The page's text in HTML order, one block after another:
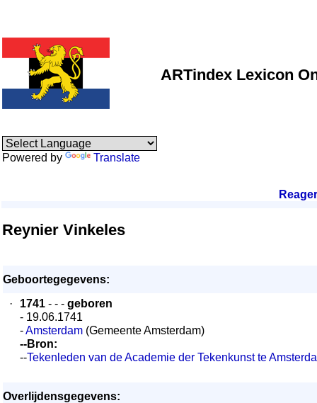
ARTindex Lexicon
Powered by Translate
Reynier Vinkeles
Geboortegegevens:
·
1741 - - - geboren
- 19.06.1741
-Amsterdam (Gemeente Amsterdam)
--Bron:
--Tekenleden van de Academie der Tekenkunst te
Overlijdensgegevens: